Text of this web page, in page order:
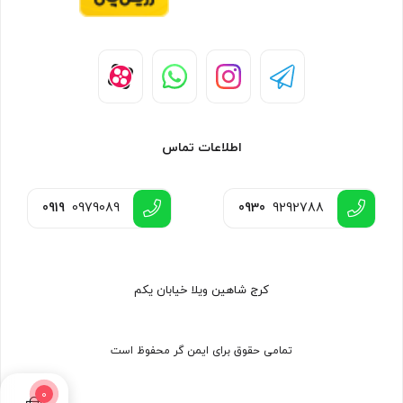
0
اطلاعات تماس
0930 9292788
0919 0979089
کرج شاهین ویلا خیابان یکم
تمامی حقوق برای ایمن گر محفوظ است